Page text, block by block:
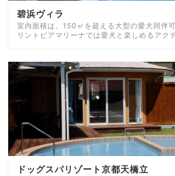
碧浜ヴィラ
室内面積は、150㎡を超える大型の愛犬同伴
リントピアマリーナでは愛犬と楽しめるアク
ドッグスパリゾート京都天橋立